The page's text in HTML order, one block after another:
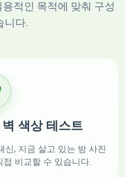
적인 목적에 맞춰 구성
니다.
색상 테스트
신, 지금 살고 있는 방 사진
비교할 수 있습니다.